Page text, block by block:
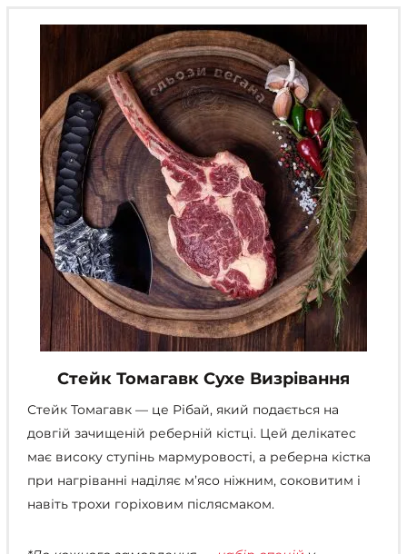
можна
вибрати
на
сторінці
товару
Стейк Томагавк Сухе Визрівання
Стейк Томагавк — це Рібай, який подається на
довгій зачищеній реберній кістці. Цей делікатес
має високу ступінь мармуровості, а реберна кістка
при нагріванні наділяє м’ясо ніжним, соковитим і
навіть трохи горіховим післясмаком.